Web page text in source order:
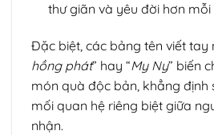
thư giãn và yêu đời hơn mỗi
Đặc biệt, các bảng tên viết tay
hồng phát” hay “My Ny” biến
món quà độc bản, khẳng định
mối quan hệ riêng biệt giữa
nhận.